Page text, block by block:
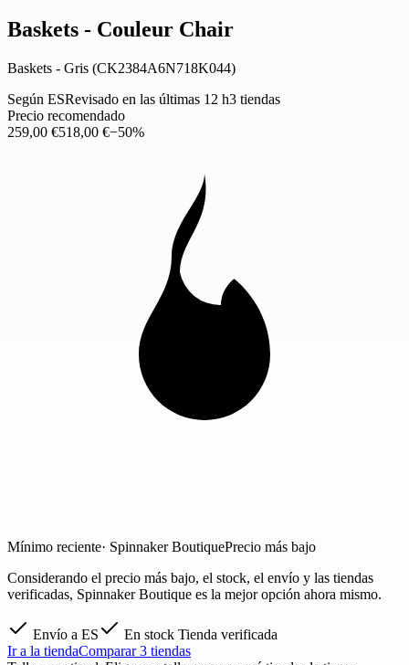
Baskets - Couleur Chair
Baskets - Gris (CK2384A6N718K044)
Según ESRevisado en las últimas 12 h3 tiendas
Precio recomendado
259,00 €518,00 €−50%
Mínimo reciente· Spinnaker BoutiquePrecio más bajo
Considerando el precio más bajo, el stock, el envío y las tiendas
verificadas, Spinnaker Boutique es la mejor opción ahora mismo.
Envío a ES En stock Tienda verificada
Ir a la tiendaComparar 3 tiendas